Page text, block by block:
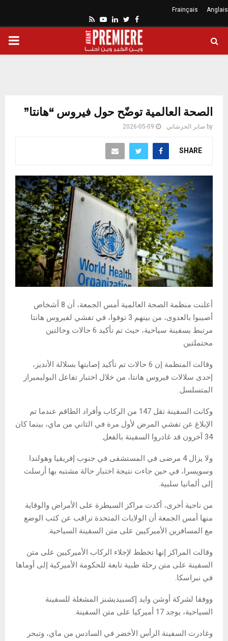
Anglais
Frainçais
Facebook
Twitter
Linkedin
Youtube
Rss
الصحة العالمية توضّح حول فيروس “هانتا”
by صابر الحرشاني 2026-05-09
SHARE
أعلنت منظمة الصحة العالمية أمس الجمعة، أن 8 أشخاص
أصيبوا بالعدوى، من بينهم 3 توفوا، في تفشي لفيروس هانتا
مرتبط بسفينة سياحية، حيث تم تأكيد 6 حالات وحالتين
محتملتين
وقالت المنظمة إن 6 حالات تم تأكيد إصابتها بسلالة الأنديز،
إحدى سلالات فيروس هانتا، من خلال اختبار تفاعل البوليميراز
المتسلسل.
وكانت السفينة تقل 147 من الركاب وأفراد الطاقم عندما تم
الإبلاغ عن تفشي المرض لأول مرة في الثاني من ماي، بينما كان
34 آخرون قد غادروا السفينة بالفعل.
ولا يزال 4 مرضى في المستشفى في جنوب إفريقيا وهولندا
وسويسرا، في حين جاءت نتيجة اختبار حالة مشتبه بها أرسلت
إلى ألمانيا سلبية.
من ناحية أخرى، أكدت مراكز السيطرة على الأمراض والوقاية
منها أمس الجمعة أن الولايات المتحدة تراقب عن كثب الوضع
مع المسافرين الأميركيين على متن السفينة السياحية.
وقالت المراكز إنها تخطط لإجلاء الركاب الأميركيين على متن
السفينة على متن رحلة طبية تابعة للحكومة الأميركية إلى أوماها
في نبراسكا.
ووفقا لشركة أوشن وايد إكسبيديشنز المشغلة للسفينة
السياحية، يوجد 17 أميركيا على متن السفينة.
وغادرت السفينة الرأس الأخضر في السادس من ماي، وتبحر